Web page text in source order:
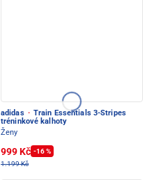
adidas · Train Essentials 3-Stripes
tréninkové kalhoty
Ženy
999 Kč -16 %
1.199 Kč